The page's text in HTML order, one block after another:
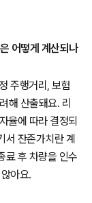
어떻게 계산되나
주행거리, 보험
해 산출돼요. 리
율에 따라 결정되
서 잔존가치란 계
료 후 차량을 인수
아요.